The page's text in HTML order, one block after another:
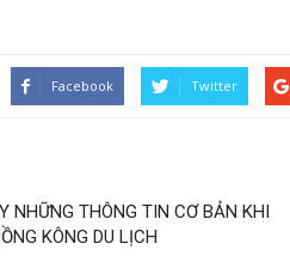
Facebook Twitter
NHỮNG THÔNG TIN CƠ BẢN KHI
KÔNG DU LỊCH